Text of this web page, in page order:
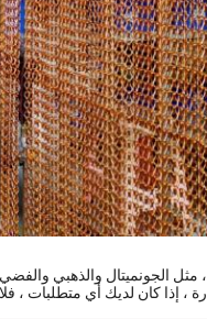
، مثل الجونميتال والذهبي
إذا كان لديك أي متطلبات ، فلا